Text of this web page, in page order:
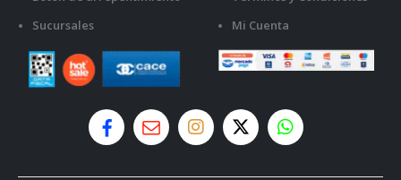
Sucursales
Mi Cuenta